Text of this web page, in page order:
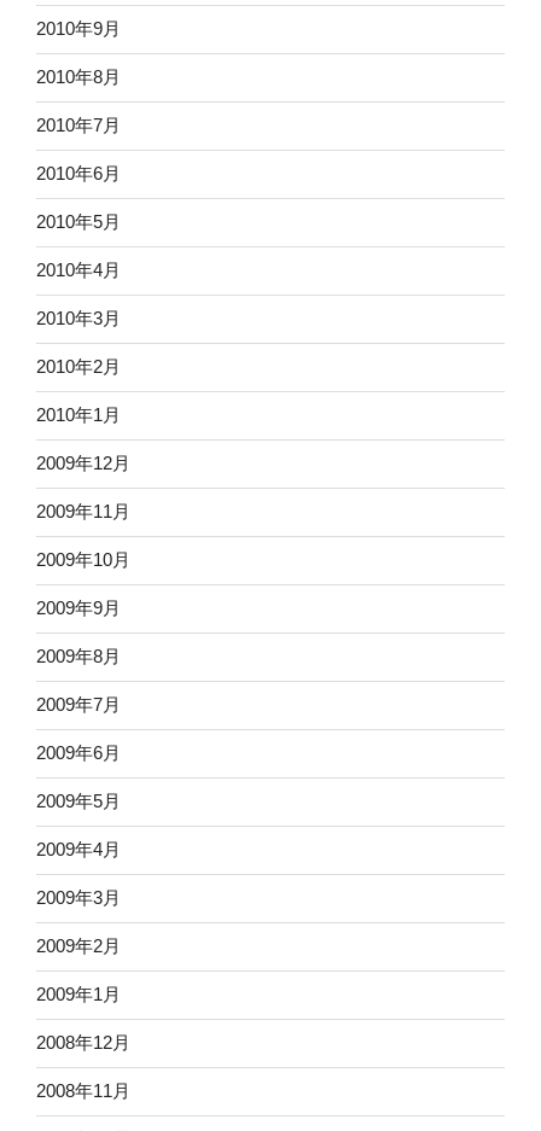
2010年9月
2010年8月
2010年7月
2010年6月
2010年5月
2010年4月
2010年3月
2010年2月
2010年1月
2009年12月
2009年11月
2009年10月
2009年9月
2009年8月
2009年7月
2009年6月
2009年5月
2009年4月
2009年3月
2009年2月
2009年1月
2008年12月
2008年11月